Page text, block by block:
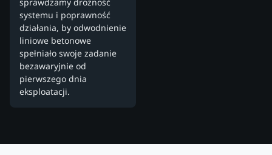
systemu i poprawność
działania, by odwodnienie
liniowe betonowe
spełniało swoje zadanie
bezawaryjnie od
pierwszego dnia
eksploatacji.